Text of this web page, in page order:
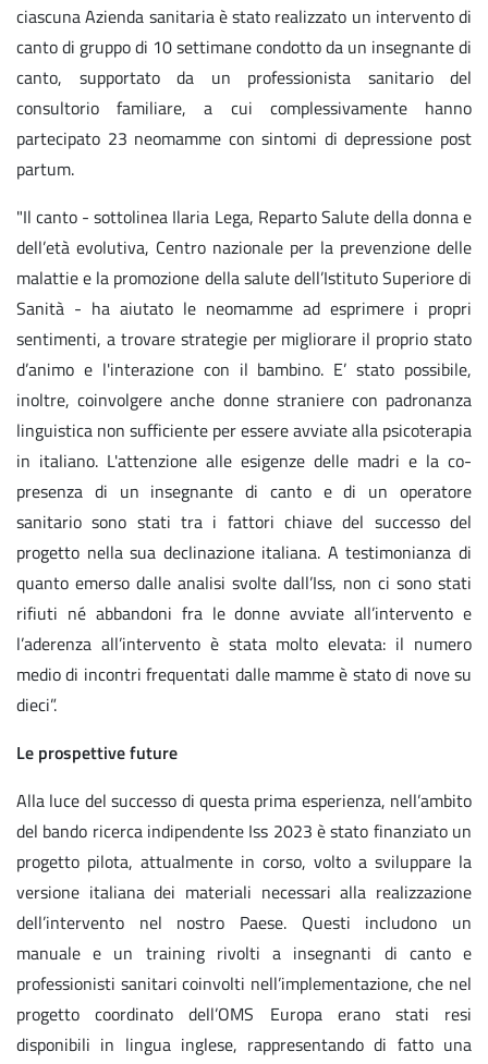
ciascuna Azienda sanitaria è stato realizzato un intervento di
canto di gruppo di 10 settimane condotto da un insegnante di
canto, supportato da un professionista sanitario del
consultorio familiare, a cui complessivamente hanno
partecipato 23 neomamme con sintomi di depressione post
partum.
"Il canto - sottolinea Ilaria Lega, Reparto Salute della donna e
dell’età evolutiva, Centro nazionale per la prevenzione delle
malattie e la promozione della salute dell’Istituto Superiore di
Sanità - ha aiutato le neomamme ad esprimere i propri
sentimenti, a trovare strategie per migliorare il proprio stato
d’animo e l'interazione con il bambino. E’ stato possibile,
inoltre, coinvolgere anche donne straniere con padronanza
linguistica non sufficiente per essere avviate alla psicoterapia
in italiano. L'attenzione alle esigenze delle madri e la co-
presenza di un insegnante di canto e di un operatore
sanitario sono stati tra i fattori chiave del successo del
progetto nella sua declinazione italiana. A testimonianza di
quanto emerso dalle analisi svolte dall’Iss, non ci sono stati
rifiuti né abbandoni fra le donne avviate all’intervento e
l’aderenza all’intervento è stata molto elevata: il numero
medio di incontri frequentati dalle mamme è stato di nove su
dieci”.
Le prospettive future
Alla luce del successo di questa prima esperienza, nell’ambito
del bando ricerca indipendente Iss 2023 è stato finanziato un
progetto pilota, attualmente in corso, volto a sviluppare la
versione italiana dei materiali necessari alla realizzazione
dell’intervento nel nostro Paese. Questi includono un
manuale e un training rivolti a insegnanti di canto e
professionisti sanitari coinvolti nell’implementazione, che nel
progetto coordinato dell’OMS Europa erano stati resi
disponibili in lingua inglese, rappresentando di fatto una